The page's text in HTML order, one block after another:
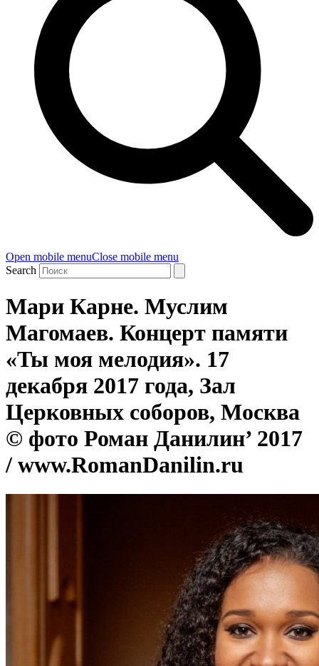
Open mobile menuClose mobile menu
Search
Мари Карне. Муслим
Магомаев. Концерт памяти
«Ты моя мелодия». 17
декабря 2017 года, Зал
Церковных соборов, Москва
© фото Роман Данилин’ 2017
/ www.RomanDanilin.ru